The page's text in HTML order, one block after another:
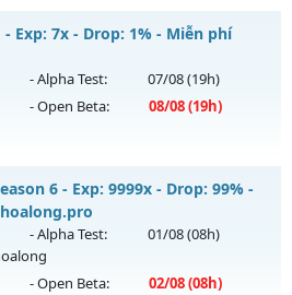
- 50k POINT
- Mở máy chủ
Webzen
- Exp: 7x - Drop: 1% - Miễn phí
- Alpha Test: 07/08(19h)
- Open Beta: 08/08(19h)
- Mở máy chủ
6 - Exp: 9999x - Drop: 99% -
- Alpha Test: 01/08(08h)
- Open Beta: 02/08(08h)